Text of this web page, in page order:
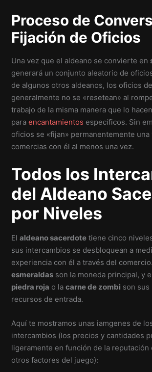
Proceso de
Fijación de Oficios
Una vez que el aldeano se convierte en
generará un conjunto aleatorio de
de algunos otros aldeanos, los oficios
generalmente no se «resetean» al
trabajo de la misma manera que lo
paraencantamientos específicos. Sin
oficios se «fijan» permanentemente una
comercias con él al menos una vez.
Todos los
del Aldeano
por Niveles
Elaldeano sacerdote tiene cinco
sus intercambios se desbloquean a
experiencia con él a través del
esmeraldas son la moneda principal, y
piedra roja o lacarne de zombi son sus
recursos de entrada.
Aquí te mostramos unas iamgenes de
intercambios (los precios y cantidades
ligeramente en función de la reputación
otros factores del juego):